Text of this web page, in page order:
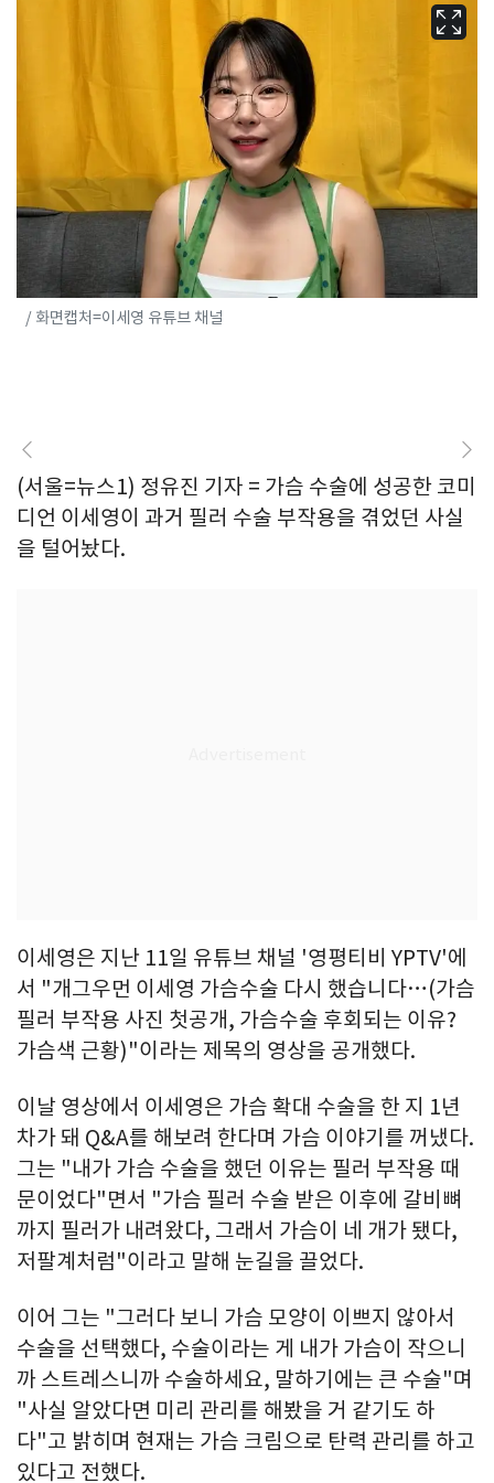
/ 화면캡처=이세영 유튜브 채널
(서울=뉴스1) 정유진 기자 = 가슴 수술에 성공한 코미
디언 이세영이 과거 필러 수술 부작용을 겪었던 사실
을 털어놨다.
이세영은 지난 11일 유튜브 채널 '영평티비 YPTV'에
서 "개그우먼 이세영 가슴수술 다시 했습니다…(가슴
필러 부작용 사진 첫공개, 가슴수술 후회되는 이유?
가슴색 근황)"이라는 제목의 영상을 공개했다.
이날 영상에서 이세영은 가슴 확대 수술을 한 지 1년
차가 돼 Q&A를 해보려 한다며 가슴 이야기를 꺼냈다.
그는 "내가 가슴 수술을 했던 이유는 필러 부작용 때
문이었다"면서 "가슴 필러 수술 받은 이후에 갈비뼈
까지 필러가 내려왔다, 그래서 가슴이 네 개가 됐다,
저팔계처럼"이라고 말해 눈길을 끌었다.
이어 그는 "그러다 보니 가슴 모양이 이쁘지 않아서
수술을 선택했다, 수술이라는 게 내가 가슴이 작으니
까 스트레스니까 수술하세요, 말하기에는 큰 수술"며
"사실 알았다면 미리 관리를 해봤을 거 같기도 하
다"고 밝히며 현재는 가슴 크림으로 탄력 관리를 하고
있다고 전했다.